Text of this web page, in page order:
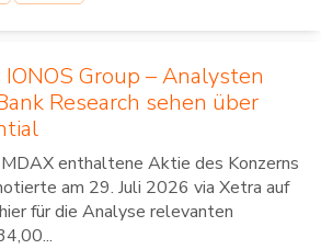
Group – Analysten
Research sehen über
enthaltene Aktie des Konzerns
am 29. Juli 2026 via Xetra auf
für die Analyse relevanten